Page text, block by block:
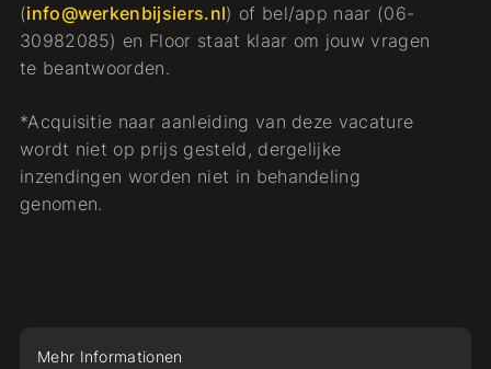
(info@werkenbijsiers.nl) of bel/app naar (06-
30982085) en Floor staat klaar om jouw vragen
te beantwoorden.
*Acquisitie naar aanleiding van deze vacature
wordt niet op prijs gesteld, dergelijke
inzendingen worden niet in behandeling
genomen.
Mehr Informationen